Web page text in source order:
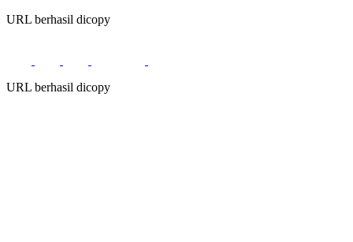
URL berhasil dicopy
URL berhasil dicopy